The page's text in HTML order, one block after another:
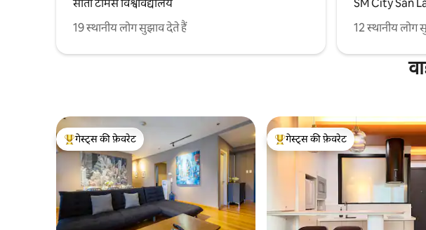
सांतो टॉमस विश्वविद्यालय
19 स्थानीय लोग सुझाव देते हैं
SM City San
12 स्थानीय लोग
गेस्ट्स का टॉप फ़ेवरेट
गेस्ट्स की फ़ेवरेट
गेस्ट्स का टॉप फ़ेवरेट
गेस्ट्स की फ़ेवरेट